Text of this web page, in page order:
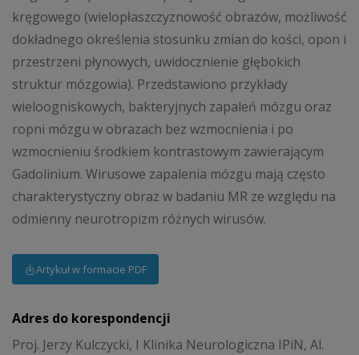
kręgowego (wielopłaszczyznowość obrazów, możliwość
dokładnego określenia stosunku zmian do kości, opon i
przestrzeni płynowych, uwidocznienie głębokich
struktur mózgowia). Przedstawiono przykłady
wieloogniskowych, bakteryjnych zapaleń mózgu oraz
ropni mózgu w obrazach bez wzmocnienia i po
wzmocnieniu środkiem kontrastowym zawierającym
Gadolinium. Wirusowe zapalenia mózgu mają często
charakterystyczny obraz w badaniu MR ze względu na
odmienny neurotropizm różnych wirusów.
Artykuł w formacie PDF
Adres do korespondencji
Proj. Jerzy Kulczycki, I Klinika Neurologiczna IPiN, Al.